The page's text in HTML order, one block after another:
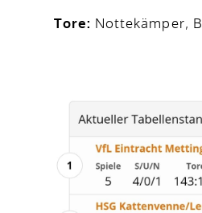
Tore: Nottekämper,